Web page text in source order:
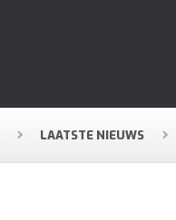
LAATSTE NIEUWS